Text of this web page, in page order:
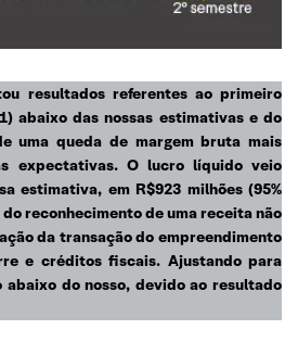
resultados referentes ao primeiro
abaixo das nossas estimativas e do
uma queda de margem bruta mais
expectativas. O lucro líquido veio
estimativa, em R$923 milhões (95%
reconhecimento de uma receita não
da transação do empreendimento
e créditos fiscais. Ajustando para
abaixo do nosso, devido ao resultado